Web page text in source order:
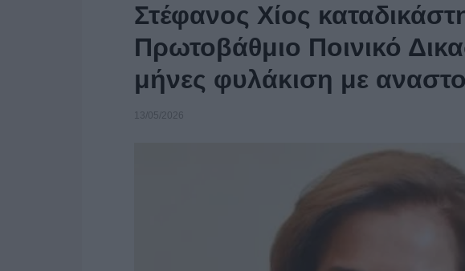
Στέφανος Χίος
Πρωτοβάθμιο Ποινικό
μήνες φυλάκιση με
13/05/2026